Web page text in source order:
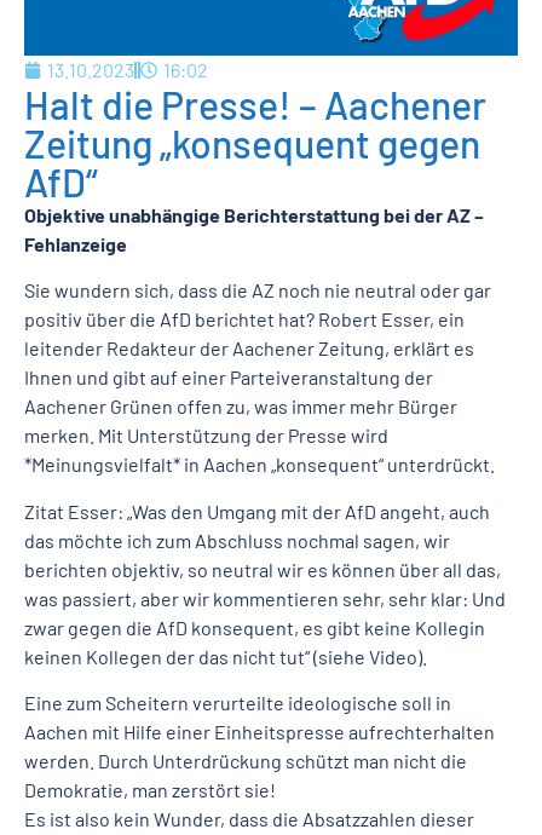
13.10.2023 16:02
Halt die Presse! – Aachener
Zeitung „konsequent gegen
AfD“
Objektive unabhängige Berichterstattung bei der AZ –
Fehlanzeige
Sie wundern sich, dass die AZ noch nie neutral oder gar
positiv über die AfD berichtet hat? Robert Esser, ein
leitender Redakteur der Aachener Zeitung, erklärt es
Ihnen und gibt auf einer Parteiveranstaltung der
Aachener Grünen offen zu, was immer mehr Bürger
merken. Mit Unterstützung der Presse wird
*Meinungsvielfalt* in Aachen „konsequent“ unterdrückt.
Zitat Esser: „Was den Umgang mit der AfD angeht, auch
das möchte ich zum Abschluss nochmal sagen, wir
berichten objektiv, so neutral wir es können über all das,
was passiert, aber wir kommentieren sehr, sehr klar: Und
zwar gegen die AfD konsequent, es gibt keine Kollegin
keinen Kollegen der das nicht tut“ (siehe Video).
Eine zum Scheitern verurteilte ideologische soll in
Aachen mit Hilfe einer Einheitspresse aufrechterhalten
werden. Durch Unterdrückung schützt man nicht die
Demokratie, man zerstört sie!
Es ist also kein Wunder, dass die Absatzzahlen dieser